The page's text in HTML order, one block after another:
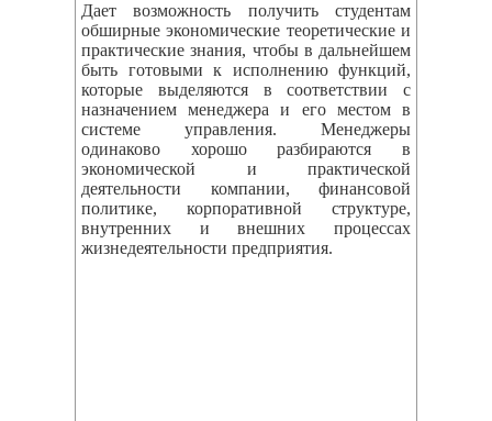
Дает возможность получить студентам
обширные экономические теоретические и
практические знания, чтобы в дальнейшем
быть готовыми к исполнению функций,
которые выделяются в соответствии с
назначением менеджера и его местом в
системе управления. Менеджеры
одинаково хорошо разбираются в
экономической и практической
деятельности компании, финансовой
политике, корпоративной структуре,
внутренних и внешних процессах
жизнедеятельности предприятия.